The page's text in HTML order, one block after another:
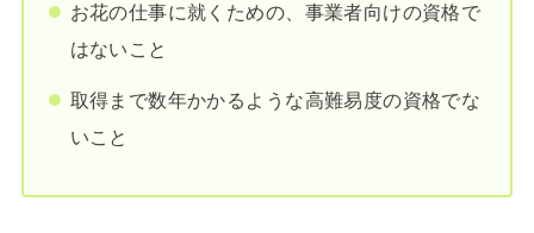
お花の仕事に就くための、事業者向けの資格で
はないこと
取得まで数年かかるような高難易度の資格でな
いこと